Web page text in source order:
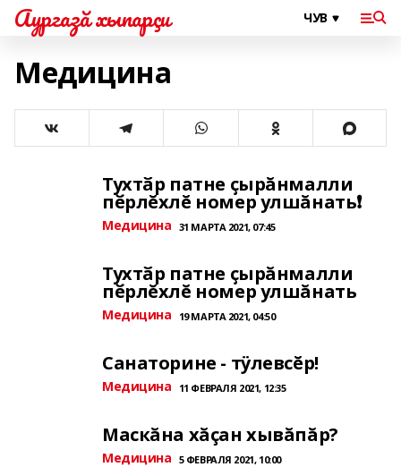
Аургазă хыпарçи
Медицина
Тухтӑр патне ҫырăнмалли
пӗрлĕхлĕ номер улшăнать❗
Медицина 31 МАРТА 2021, 07:45
Тухтӑр патне ҫырăнмалли
пӗрлĕхлĕ номер улшăнать
Медицина 19 МАРТА 2021, 04:50
Санаторине - тÿлевсĕр!
Медицина 11 ФЕВРАЛЯ 2021, 12:35
Маскăна хăçан хывăпăр?
Медицина 5 ФЕВРАЛЯ 2021, 10:00